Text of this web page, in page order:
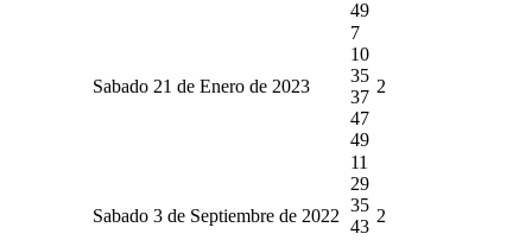
49
Sabado 21 de Enero de 2023
7
10
35
37
47
49
2
Sabado 3 de Septiembre de 2022
11
29
35
43
2